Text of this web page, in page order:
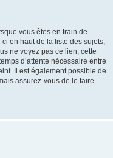
vous êtes en train de
en haut de la liste des sujets,
ne voyez pas ce lien, cette
d’attente nécessaire entre
Il est également possible de
assurez-vous de le faire